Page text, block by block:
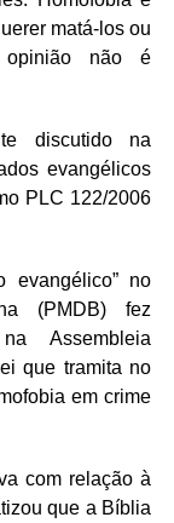
matá-los ou
opinião não é
discutido na
evangélicos
PLC 122/2006
evangélico” no
(PMDB) fez
Assembleia
que tramita no
em crime
com relação à
que a Bíblia